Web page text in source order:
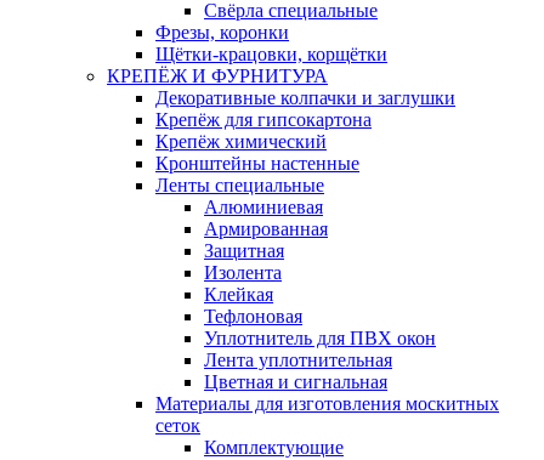
Свёрла специальные
Фрезы, коронки
Щётки-крацовки, корщётки
КРЕПЁЖ И ФУРНИТУРА
Декоративные колпачки и заглушки
Крепёж для гипсокартона
Крепёж химический
Кронштейны настенные
Ленты специальные
Алюминиевая
Армированная
Защитная
Изолента
Клейкая
Тефлоновая
Уплотнитель для ПВХ окон
Лента уплотнительная
Цветная и сигнальная
Материалы для изготовления москитных
сеток
Комплектующие